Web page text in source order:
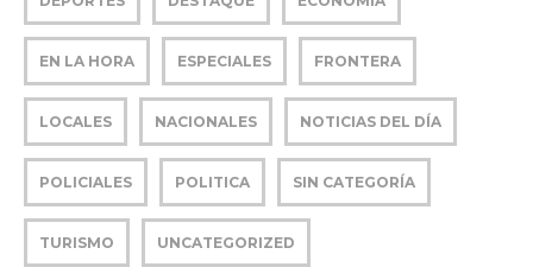
EN LA HORA ESPECIALES FRONTERA
LOCALES NACIONALES NOTICIAS DEL DÍA
POLICIALES POLITICA SIN CATEGORÍA
TURISMO UNCATEGORIZED